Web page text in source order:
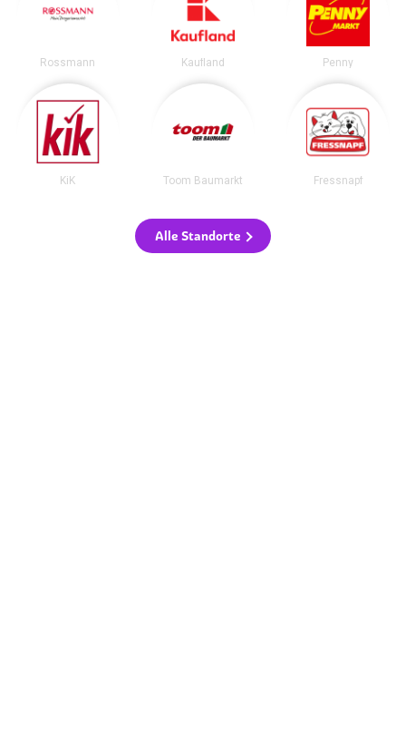
Rossmann Kaufland Penny
KiK Toom Baumarkt Fressnapf
Alle Standorte